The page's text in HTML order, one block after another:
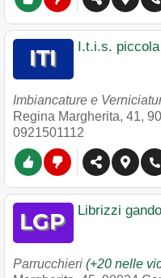
I.t.i.s.
Imbiancature e
Regina Margherita, 41,
0921501112
Librizzi
Parrucchieri (+20 nelle